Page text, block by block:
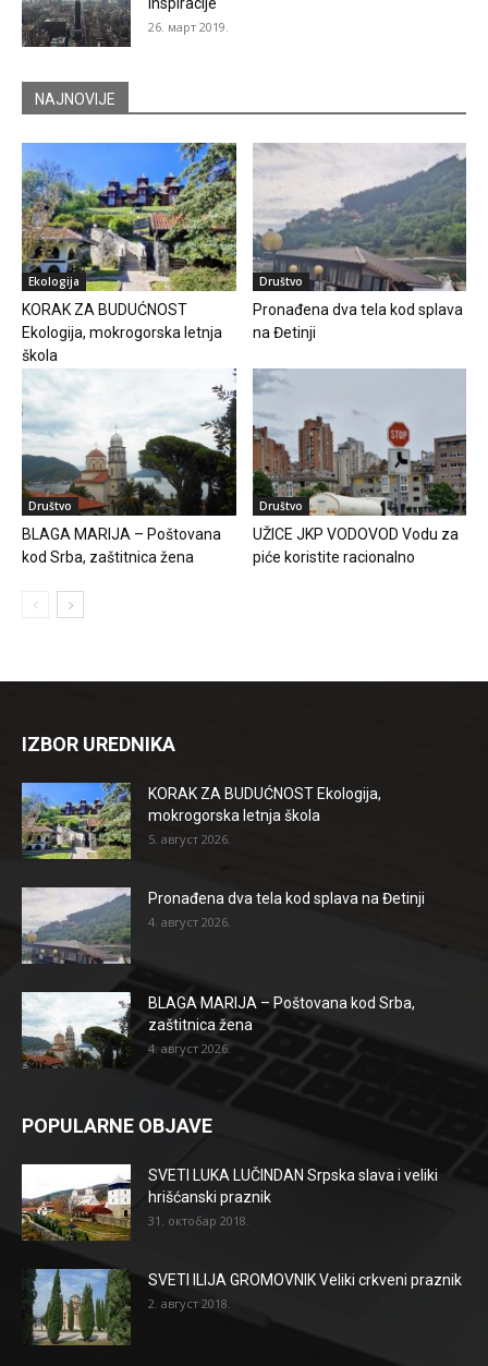
inspiracije
26. март 2019.
NAJNOVIJE
Ekologija
KORAK ZA BUDUĆNOST
Ekologija, mokrogorska letnja
škola
Društvo
Pronađena dva tela kod splava
na Đetinji
Društvo
BLAGA MARIJA – Poštovana
kod Srba, zaštitnica žena
Društvo
UŽICE JKP VODOVOD Vodu za
piće koristite racionalno
IZBOR UREDNIKA
KORAK ZA BUDUĆNOST Ekologija,
mokrogorska letnja škola
5. август 2026.
Pronađena dva tela kod splava na Đetinji
4. август 2026.
BLAGA MARIJA – Poštovana kod Srba,
zaštitnica žena
4. август 2026.
POPULARNE OBJAVE
SVETI LUKA LUČINDAN Srpska slava i veliki
hrišćanski praznik
31. октобар 2018.
SVETI ILIJA GROMOVNIK Veliki crkveni praznik
2. август 2018.